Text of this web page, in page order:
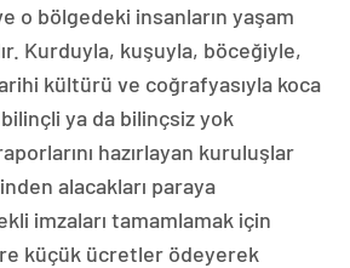
o bölgedeki insanların yaşam
Kurduyla, kuşuyla, böceğiyle,
kültürü ve coğrafyasıyla koca
ya da bilinçsiz yok
hazırlayan kuruluşlar
alacakları paraya
imzaları tamamlamak için
küçük ücretler ödeyerek